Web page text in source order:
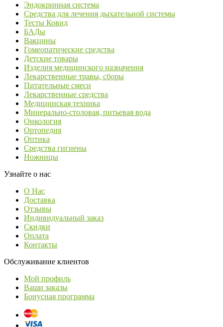
Эндокринная система
Средства для лечения дыхательной системы
Тесты Ковид
БАДы
Вакцины
Гомеопатические средства
Детские товары
Изделия медицинского назначения
Лекарственные травы, сборы
Питательные смеси
Лекарственные средства
Медицинская техника
Минерально-столовая, питьевая вода
Онкология
Ортопедия
Оптика
Средства гигиены
Ножницы
Узнайте о нас
О Нас
Доставка
Отзывы
Индивидуальный заказ
Скидки
Оплата
Контакты
Обслуживание клиентов
Мой профиль
Ваши заказы
Бонусная программа